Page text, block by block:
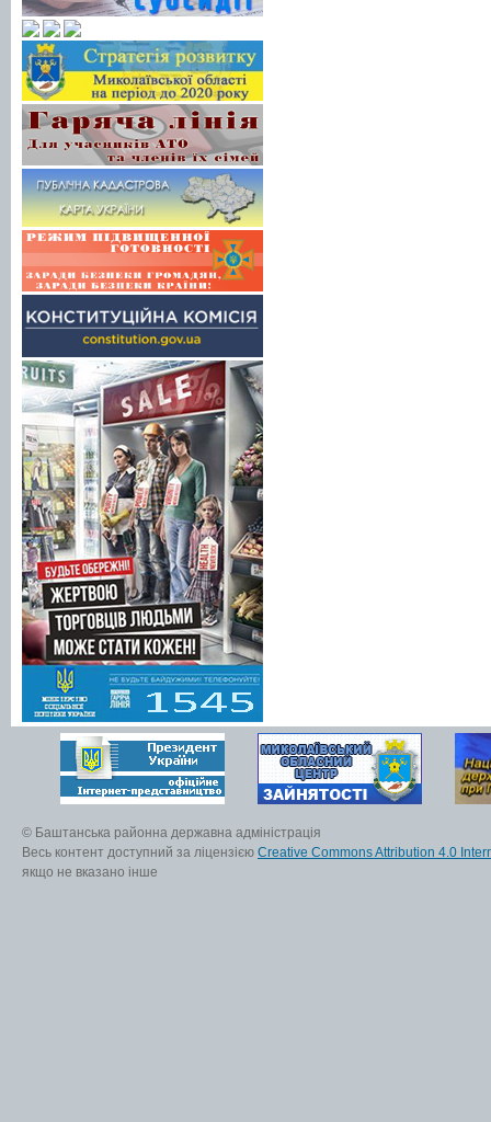
© Баштанська районна державна адміністрація
Весь контент доступний за ліцензією Creative Commons Attribution 4.0
якщо не вказано інше